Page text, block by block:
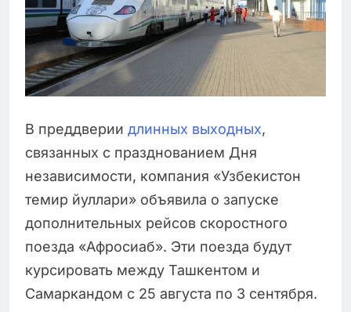
В преддверии длинных выходных,
связанных с празднованием Дня
независимости, компания «Узбекистон
темир йуллари» объявила о запуске
дополнительных рейсов скоростного
поезда «Афросиаб». Эти поезда будут
курсировать между Ташкентом и
Самаркандом с 25 августа по 3 сентября.